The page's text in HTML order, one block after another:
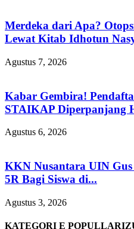
Merdeka dari Apa?
Lewat Kitab Idhotun
Agustus 7, 2026
Kabar Gembira!
STAIKAP Diperpanjang
Agustus 6, 2026
KKN Nusantara UIN
5R Bagi Siswa di...
Agustus 3, 2026
KATEGORI E